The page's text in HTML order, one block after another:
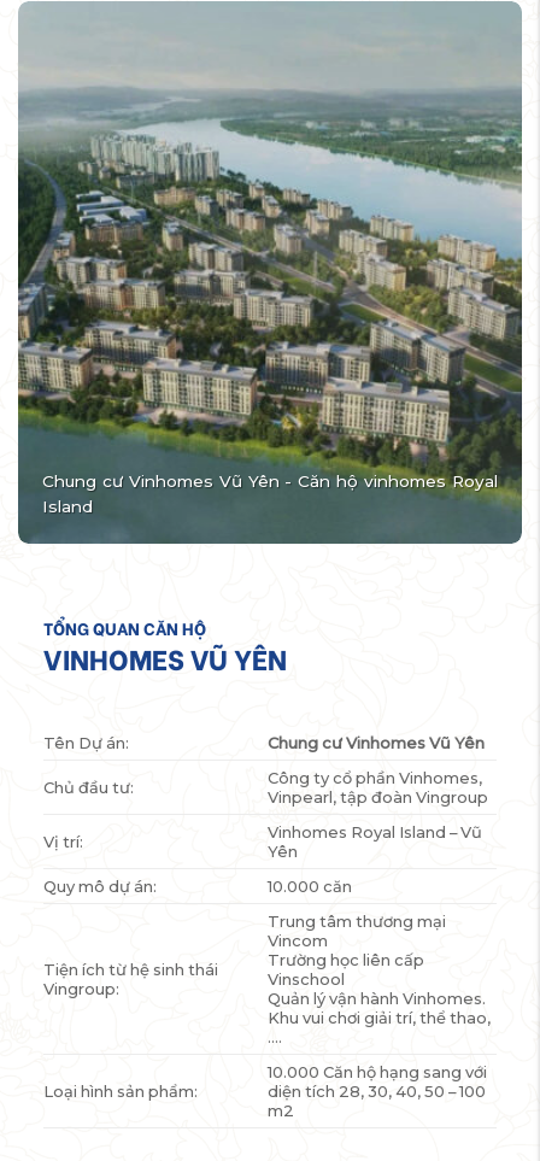
Chung cư Vinhomes Vũ Yên - Căn hộ vinhomes Royal
Island
TỔNG QUAN CĂN HỘ
VINHOMES VŨ YÊN
Tên Dự án: Chung cư Vinhomes Vũ Yên
Chủ đầu tư:
Công ty cổ phần Vinhomes,
Vinpearl, tập đoàn Vingroup
Vị trí:
Vinhomes Royal Island – Vũ
Yên
Quy mô dự án:
10.000 căn
Tiện ích từ hệ sinh thái
Vingroup:
Trung tâm thương mại
Vincom
Trường học liên cấp
Vinschool
Quản lý vận hành Vinhomes.
Khu vui chơi giải trí, thể thao,
….
Loại hình sản phẩm:
10.000 Căn hộ hạng sang với
diện tích 28, 30, 40, 50 – 100
m2